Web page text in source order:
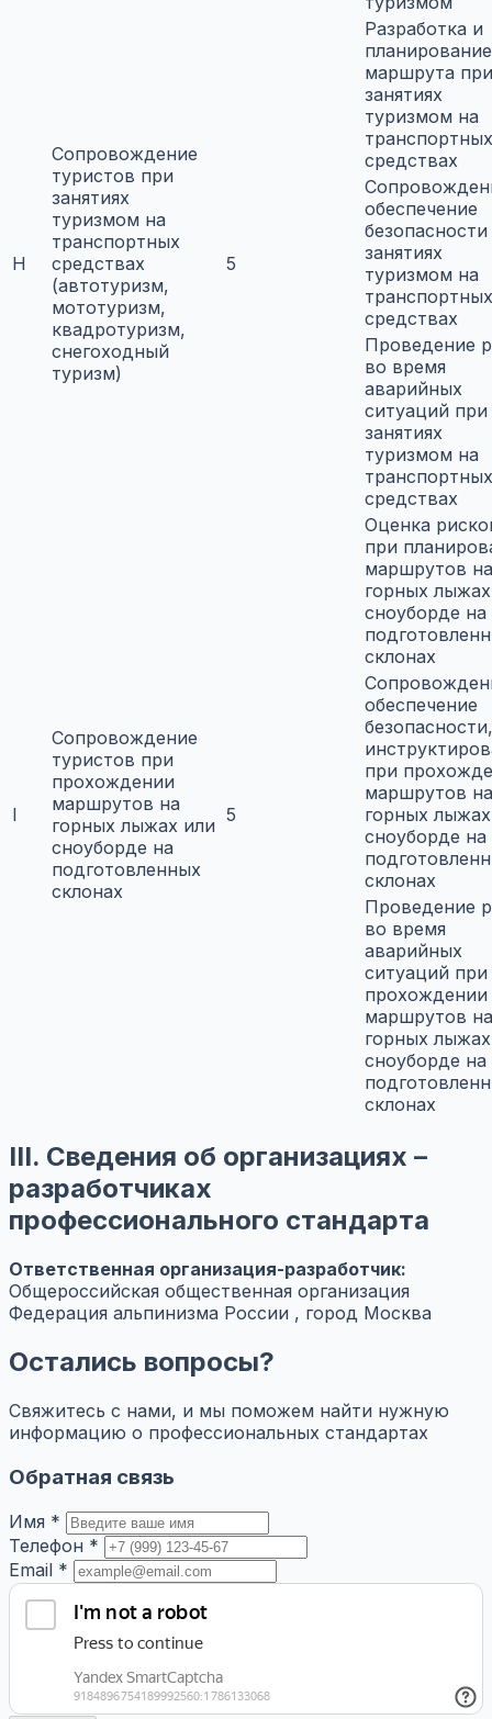
H
Сопровождение
туристов при
занятиях
туризмом на
транспортных
средствах
(автотуризм,
мототуризм,
квадротуризм,
снегоходный
туризм)
5
Разработка и
планирование
маршрута при
занятиях
туризмом на
транспортных
средствах
обеспечение
занятиях
туризмом на
транспортных
средствах
Проведение
во время
аварийных
ситуаций при
занятиях
туризмом на
транспортных
средствах
I
Сопровождение
туристов при
прохождении
маршрутов на
горных лыжах или
сноуборде на
подготовленных
склонах
5
Оценка
при
маршрутов на
горных
сноуборде на
склонах
обеспечение
безопасности,
при
маршрутов на
горных
сноуборде на
склонах
Проведение
во время
аварийных
ситуаций при
прохождении
маршрутов на
горных
сноуборде на
склонах
III. Сведения об организациях –
разработчиках
профессионального стандарта
Ответственная организация-разработчик:
Общероссийская общественная организация
Федерация альпинизма России , город Москва
Остались вопросы?
Свяжитесь с нами, и мы поможем найти нужную
информацию о профессиональных стандартах
Обратная связь
Имя *
Телефон *
Email *